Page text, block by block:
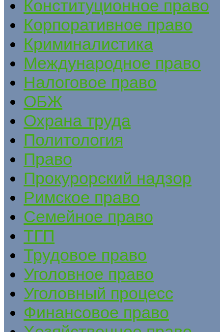
Конституционное право
Корпоративное право
Криминалистика
Международное право
Налоговое право
ОБЖ
Охрана труда
Политология
Право
Прокурорский надзор
Римское право
Семейное право
ТГП
Трудовое право
Уголовное право
Уголовный процесс
Финансовое право